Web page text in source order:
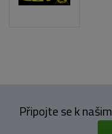
Připojte se k našim